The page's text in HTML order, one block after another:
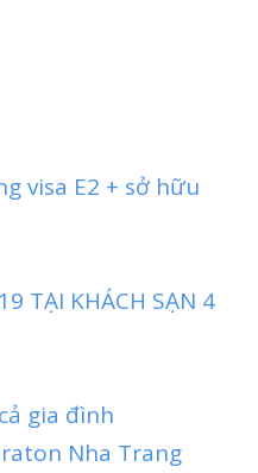
visa E2 + sở hữu
TẠI KHÁCH SẠN 4
gia đình
Nha Trang